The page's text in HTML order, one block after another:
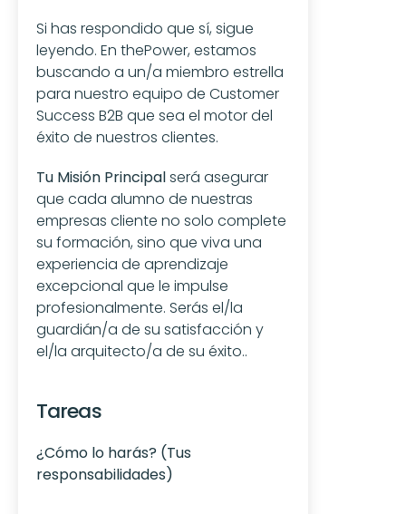
Si has respondido que sí, sigue
leyendo. En thePower, estamos
buscando a un/a miembro estrella
para nuestro equipo de Customer
Success B2B que sea el motor del
éxito de nuestros clientes.
Tu Misión Principal será asegurar
que cada alumno de nuestras
empresas cliente no solo complete
su formación, sino que viva una
experiencia de aprendizaje
excepcional que le impulse
profesionalmente. Serás el/la
guardián/a de su satisfacción y
el/la arquitecto/a de su éxito..
Tareas
¿Cómo lo harás? (Tus
responsabilidades)